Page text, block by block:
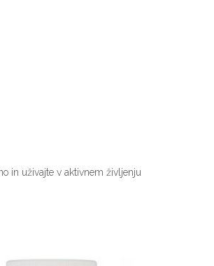
in uživajte v aktivnem življenju